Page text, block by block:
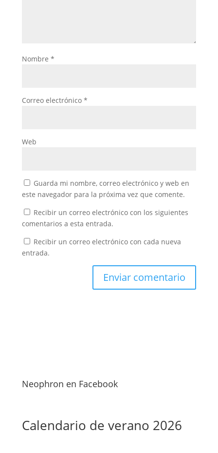
Nombre *
Correo electrónico *
Web
Guarda mi nombre, correo electrónico y web en
este navegador para la próxima vez que comente.
Recibir un correo electrónico con los siguientes
comentarios a esta entrada.
Recibir un correo electrónico con cada nueva
entrada.
Neophron en Facebook
Calendario de verano 2026